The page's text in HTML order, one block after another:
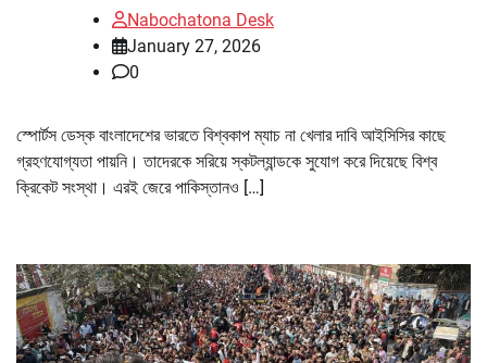
Nabochatona Desk
January 27, 2026
0
স্পোর্টস ডেস্ক বাংলাদেশের ভারতে বিশ্বকাপ ম্যাচ না খেলার দাবি আইসিসির কাছে
গ্রহণযোগ্যতা পায়নি। তাদেরকে সরিয়ে স্কটল্যান্ডকে সুযোগ করে দিয়েছে বিশ্ব
ক্রিকেট সংস্থা। এরই জেরে পাকিস্তানও […]